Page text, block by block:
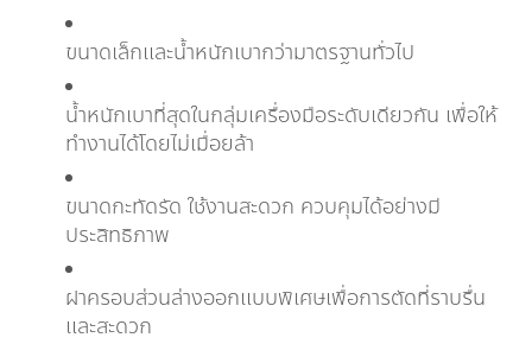
ขนาดเล็กและน้ำหนักเบากว่ามาตรฐานทั่วไป
น้ำหนักเบาที่สุดในกลุ่มเครื่องมือระดับเดียวกัน เพื่อให้
ทำงานได้โดยไม่เมื่อยล้า
ขนาดกะทัดรัด ใช้งานสะดวก ควบคุมได้อย่างมี
ประสิทธิภาพ
ฝาครอบส่วนล่างออกแบบพิเศษเพื่อการตัดที่ราบรื่น
และสะดวก